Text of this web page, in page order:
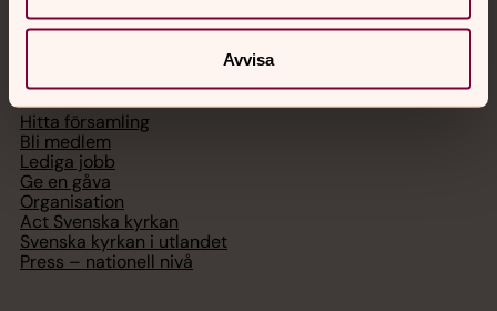
Avvisa
Hitta församling
Bli medlem
Lediga jobb
Ge en gåva
Organisation
Act Svenska kyrkan
Svenska kyrkan i utlandet
Press – nationell nivå